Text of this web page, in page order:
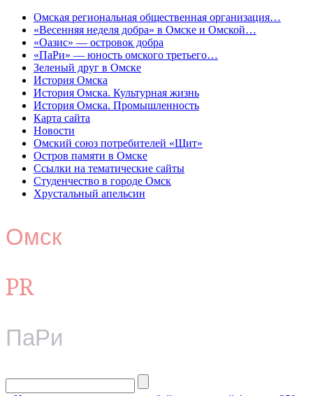
Омская региональная общественная организация…
«Весенняя неделя добра» в Омске и Омской…
«Оазис» — островок добра
«ПаРи» — юность омского третьего…
Зеленый друг в Омске
История Омска
История Омска. Культурная жизнь
История Омска. Промышленность
Карта сайта
Новости
Омский союз потребителей «Щит»
Остров памяти в Омске
Ссылки на тематические сайты
Студенчество в городе Омск
Хрустальный апельсин
Омск
PR
ПаРи